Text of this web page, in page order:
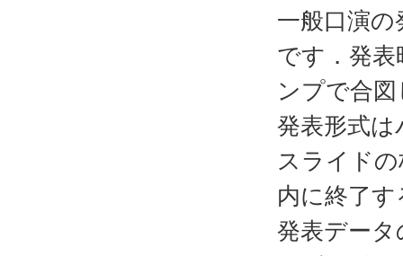
一般口演の
です．発
ンプで合
発表形式
スライド
内に終了
発表デー